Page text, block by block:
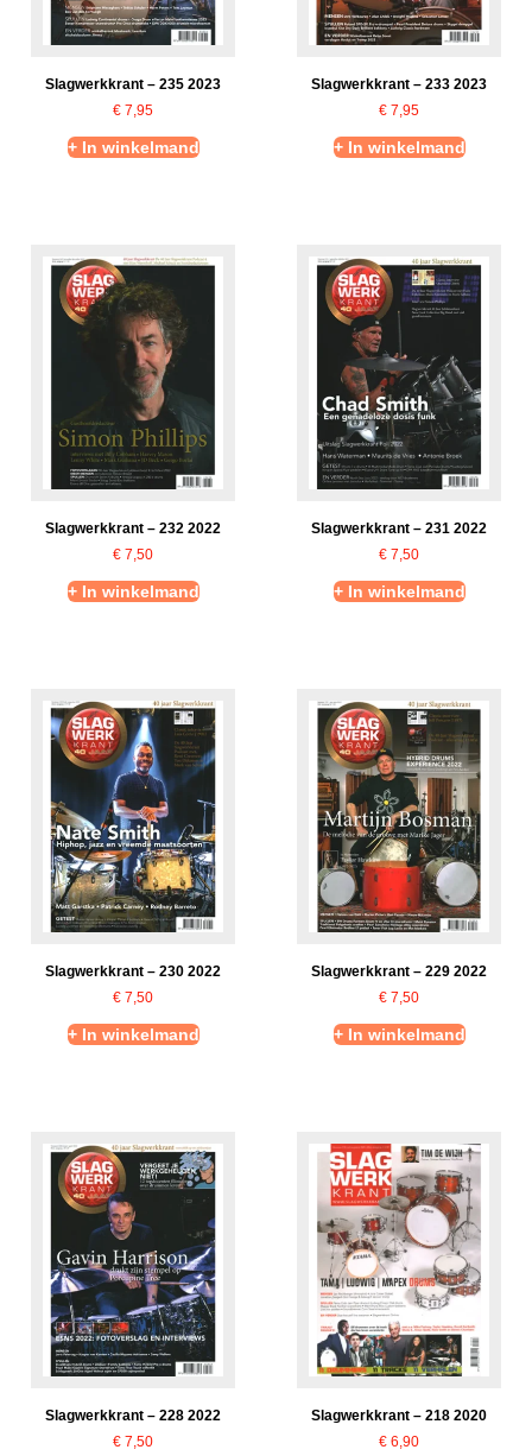
Slagwerkkrant – 235 2023
€ 7,95
+ In winkelmand
Slagwerkkrant – 233 2023
€ 7,95
+ In winkelmand
Slagwerkkrant – 232 2022
€ 7,50
+ In winkelmand
Slagwerkkrant – 231 2022
€ 7,50
+ In winkelmand
Slagwerkkrant – 230 2022
€ 7,50
+ In winkelmand
Slagwerkkrant – 229 2022
€ 7,50
+ In winkelmand
Slagwerkkrant – 228 2022
€ 7,50
Slagwerkkrant – 218 2020
€ 6,90